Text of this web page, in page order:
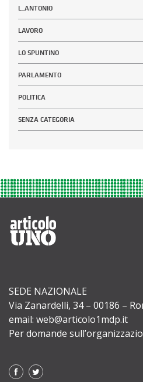
L_ANTONIO
LAVORO
LO SPUNTINO
PARLAMENTO
POLITICA
SENZA CATEGORIA
SEDE NAZIONALE
Via Zanardelli, 34 – 00186 –
email: web@articolo1mdp.it
Per domande